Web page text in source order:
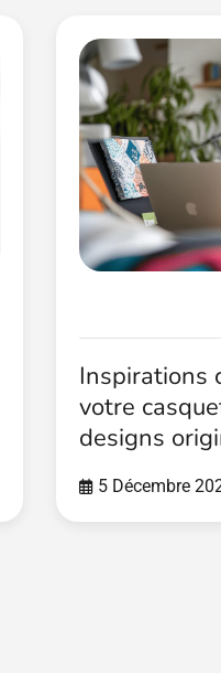
Inspirations
votre
designs
5 Décembre